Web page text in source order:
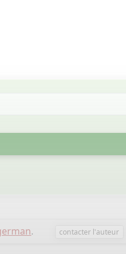
. contacter l'auteur